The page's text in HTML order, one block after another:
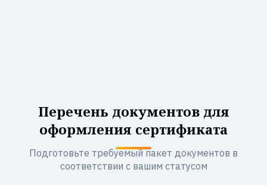
Перечень документов для
оформления сертификата
Подготовьте требуемый пакет документов в
соответствии с вашим статусом